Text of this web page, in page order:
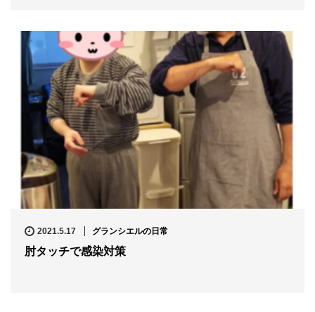
2021.5.17 グランシエルの日常
肘タッチで感染対策